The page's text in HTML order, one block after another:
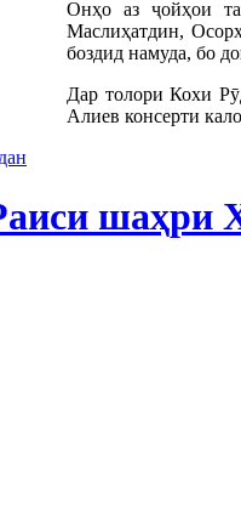
Онҳо аз ҷойҳои
Маслиҳатдин,
боздид намуда, бо
Дар толори Кохи
Алиев консерти
шаҳри